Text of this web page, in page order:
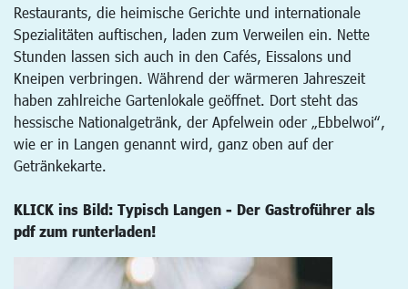
Restaurants, die heimische Gerichte und internationale
Spezialitäten auftischen, laden zum Verweilen ein. Nette
Stunden lassen sich auch in den Cafés, Eissalons und
Kneipen verbringen. Während der wärmeren Jahreszeit
haben zahlreiche Gartenlokale geöffnet. Dort steht das
hessische Nationalgetränk, der Apfelwein oder „Ebbelwoi“,
wie er in Langen genannt wird, ganz oben auf der
Getränkekarte.
KLICK ins Bild: Typisch Langen - Der Gastroführer als
pdf zum runterladen!